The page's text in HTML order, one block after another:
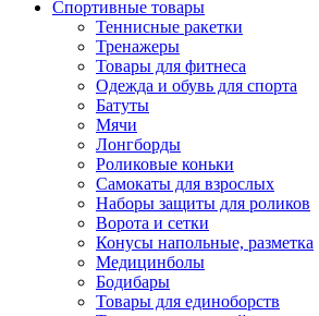
Спортивные товары
Теннисные ракетки
Тренажеры
Товары для фитнеса
Одежда и обувь для спорта
Батуты
Мячи
Лонгборды
Роликовые коньки
Самокаты для взрослых
Наборы защиты для роликов
Ворота и сетки
Конусы напольные, разметка
Медицинболы
Бодибары
Товары для единоборств